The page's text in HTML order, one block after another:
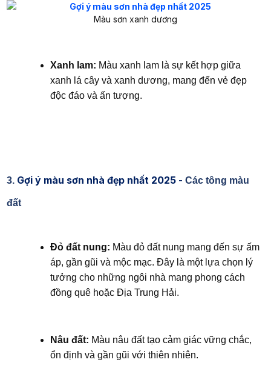
Màu sơn xanh dương
Xanh lam: Màu xanh lam là sự kết hợp giữa
xanh lá cây và xanh dương, mang đến vẻ đẹp
độc đáo và ấn tượng.
3. Gợi ý màu sơn nhà đẹp nhất 2025 -Các tông màu
đất
Đỏ đất nung: Màu đỏ đất nung mang đến sự ấm
áp, gần gũi và mộc mạc. Đây là một lựa chọn lý
tưởng cho những ngôi nhà mang phong cách
đồng quê hoặc Địa Trung Hải.
Nâu đất: Màu nâu đất tạo cảm giác vững chắc,
ổn định và gần gũi với thiên nhiên.